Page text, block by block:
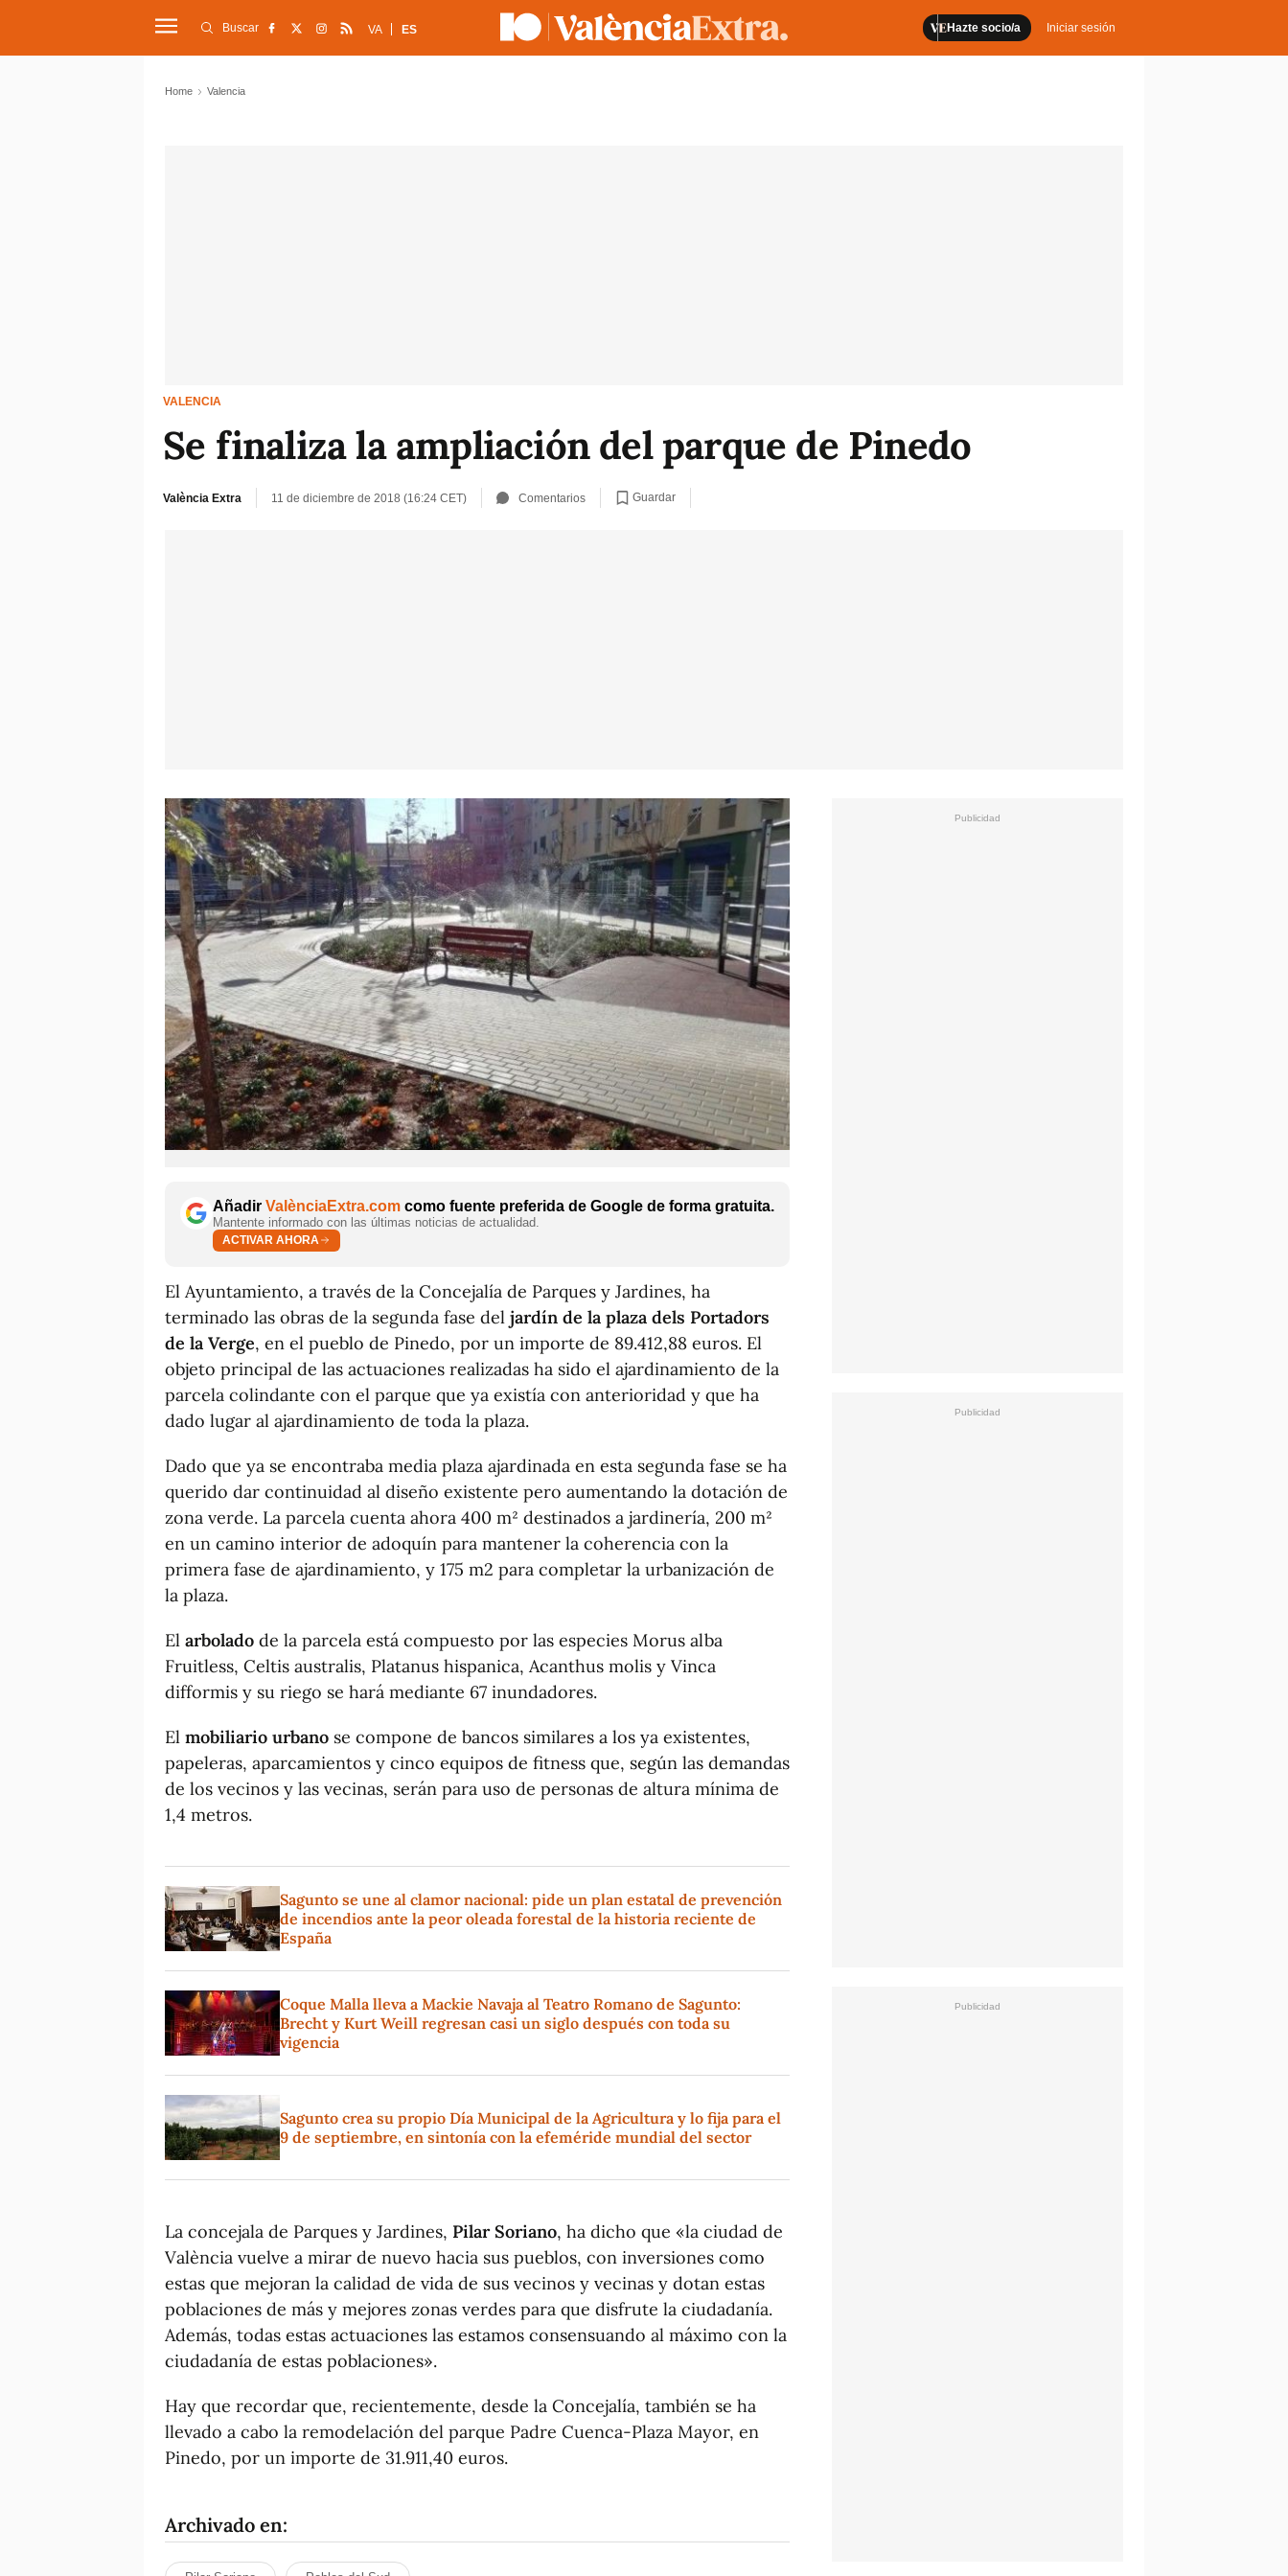
Hazte socio/a Iniciar sesión
Buscar VA ES
Home Valencia
VALENCIA
Se finaliza la ampliación del parque de Pinedo
València Extra 11 de diciembre de 2018 (16:24 CET) Comentarios Guardar
Añadir ValènciaExtra.com como fuente preferida de Google de forma gratuita.
Mantente informado con las últimas noticias de actualidad.
ACTIVAR AHORA
El Ayuntamiento, a través de la Concejalía de Parques y Jardines, ha
terminado las obras de la segunda fase del jardín de la plaza dels Portadors
de la Verge, en el pueblo de Pinedo, por un importe de 89.412,88 euros. El
objeto principal de las actuaciones realizadas ha sido el ajardinamiento de la
parcela colindante con el parque que ya existía con anterioridad y que ha
dado lugar al ajardinamiento de toda la plaza.
Dado que ya se encontraba media plaza ajardinada en esta segunda fase se ha
querido dar continuidad al diseño existente pero aumentando la dotación de
zona verde. La parcela cuenta ahora 400 m² destinados a jardinería, 200 m²
en un camino interior de adoquín para mantener la coherencia con la
primera fase de ajardinamiento, y 175 m2 para completar la urbanización de
la plaza.
El arbolado de la parcela está compuesto por las especies Morus alba
Fruitless, Celtis australis, Platanus hispanica, Acanthus molis y Vinca
difformis y su riego se hará mediante 67 inundadores.
El mobiliario urbano se compone de bancos similares a los ya existentes,
papeleras, aparcamientos y cinco equipos de fitness que, según las demandas
de los vecinos y las vecinas, serán para uso de personas de altura mínima de
1,4 metros.
Sagunto se une al clamor nacional: pide un plan estatal de prevención
de incendios ante la peor oleada forestal de la historia reciente de
España
Coque Malla lleva a Mackie Navaja al Teatro Romano de Sagunto:
Brecht y Kurt Weill regresan casi un siglo después con toda su
vigencia
Sagunto crea su propio Día Municipal de la Agricultura y lo fija para el
9 de septiembre, en sintonía con la efeméride mundial del sector
La concejala de Parques y Jardines, Pilar Soriano, ha dicho que «la ciudad de
València vuelve a mirar de nuevo hacia sus pueblos, con inversiones como
estas que mejoran la calidad de vida de sus vecinos y vecinas y dotan estas
poblaciones de más y mejores zonas verdes para que disfrute la ciudadanía.
Además, todas estas actuaciones las estamos consensuando al máximo con la
ciudadanía de estas poblaciones».
Hay que recordar que, recientemente, desde la Concejalía, también se ha
llevado a cabo la remodelación del parque Padre Cuenca-Plaza Mayor, en
Pinedo, por un importe de 31.911,40 euros.
Archivado en: